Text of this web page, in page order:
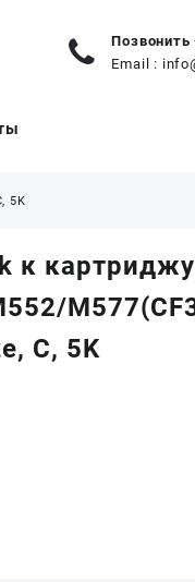
Позвонить
Email :
5K
к картриджу
C, 5K